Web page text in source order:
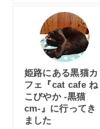
姫路にある黒猫カ
フェ『cat cafe ね
こびやか -黒猫
cm-』に行ってき
ました